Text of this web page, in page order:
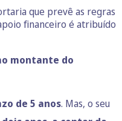
que prevê as regras
financeiro é atribuído
montante do
de 5 anos. Mas, o seu